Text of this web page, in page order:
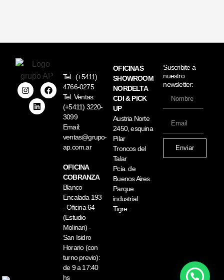
Tel.:(+5411)
4766-0275
Tel. Ventas:
(+5411) 3220-
3099
Email:
ventas@grupo-
ap.com.ar
OFICINA
COBRANZA
Blanco
Encalada 193
- Oficina 64
(Estudio
Molinari) -
San Isidro
Horario (con
turno previo):
de 9 a 17:40
hs
OFICINAS
SHOWROOM
NORDELTA
CDI & PICK
UP
Austria Norte
2450, esquina
Pilar
Troncos del
Talar
Pcia. de
Buenos Aires.
Parque
industrial
Tigre.
Suscribite a
nuestro
newsletter:
Enviar